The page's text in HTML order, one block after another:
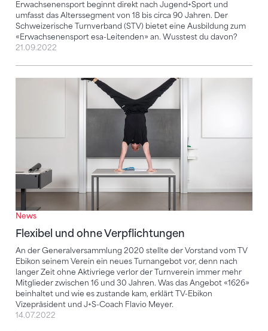
Erwachsenensport beginnt direkt nach Jugend+Sport und
umfasst das Alterssegment von 18 bis circa 90 Jahren. Der
Schweizerische Turnverband (STV) bietet eine Ausbildung zum
«Erwachsenensport esa-Leitenden» an. Wusstest du davon?
21.09.2022
News
Flexibel und ohne Verpflichtungen
An der Generalversammlung 2020 stellte der Vorstand vom TV
Ebikon seinem Verein ein neues Turnangebot vor, denn nach
langer Zeit ohne Aktivriege verlor der Turnverein immer mehr
Mitglieder zwischen 16 und 30 Jahren. Was das Angebot «1626»
beinhaltet und wie es zustande kam, erklärt TV-Ebikon
Vizepräsident und J+S-Coach Flavio Meyer.
Flexibel und ohne Verpflichtungen
14.07.2022